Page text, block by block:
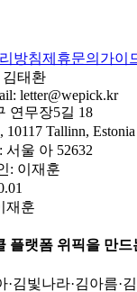
방침제휴문의 가이
김태환
letter@wepick.kr
연무장5길 18
10117 Tallinn, Estonia
서울 아 52632
: 이재훈
재훈
플랫폼 위픽을 만드
·김빛나라·김아름·